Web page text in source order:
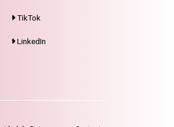
TikTok
LinkedIn